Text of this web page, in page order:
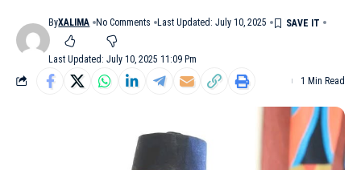
Last Updated: July 10, 2025 11:09 Pm
ByXALIMA No Comments Last Updated: July 10, 2025
1 Min Read